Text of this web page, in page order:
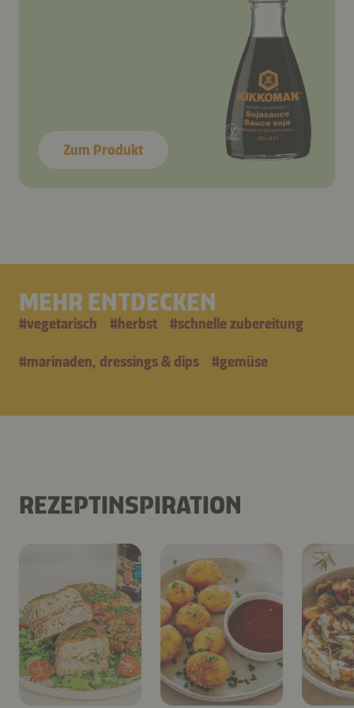
Zum Produkt
MEHR ENTDECKEN
#vegetarisch #herbst #schnelle zubereitung
#marinaden, dressings & dips #gemüse
REZEPTINSPIRATION